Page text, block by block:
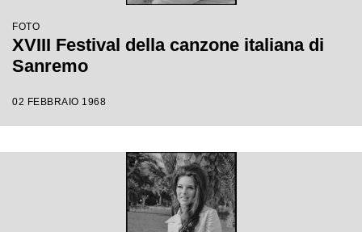
FOTO
XVIII Festival della canzone italiana di
Sanremo
02 FEBBRAIO 1968